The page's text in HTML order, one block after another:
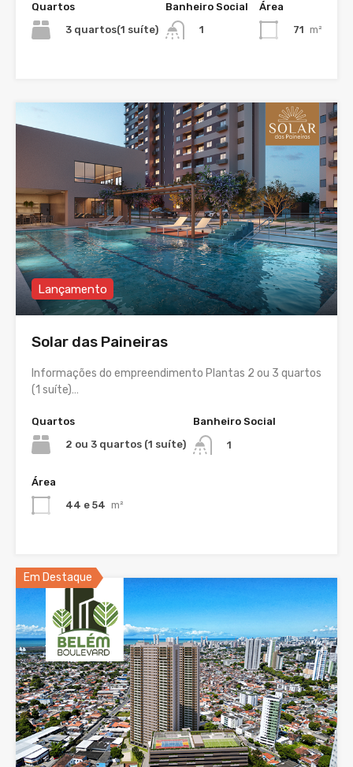
Quartos
3 quartos(1 suíte)
Banheiro Social
1
Área
71 m²
Lançamento
Solar das Paineiras
Informações do empreendimento Plantas 2 ou 3 quartos
(1 suíte)…
Quartos
2 ou 3 quartos (1 suíte)
Banheiro Social
1
Área
44 e 54 m²
Em Destaque